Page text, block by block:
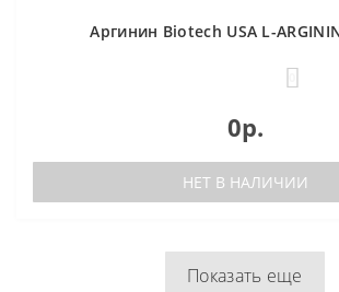
Аргинин Biotech USA L-
0р.
НЕТ В НАЛИЧИИ
Показать еще